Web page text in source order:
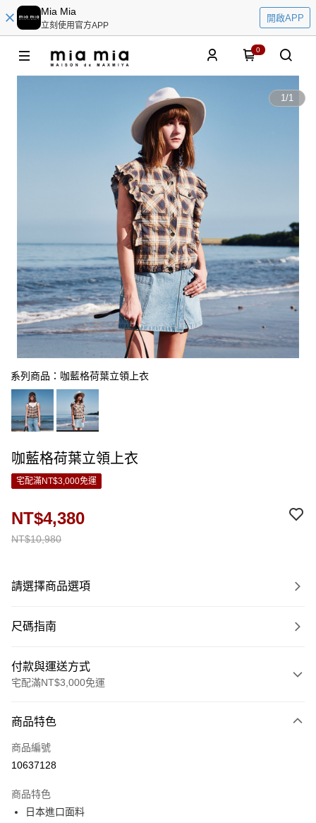
Mia Mia
立刻使用官方APP
開啟APP
0
1/1
系列商品：咖藍格荷葉立領上衣
咖藍格荷葉立領上衣
宅配滿NT$3,000免運
NT$10,980
NT$4,380
請選擇商品選項
尺碼指南
付款與運送方式
宅配滿NT$3,000免運
信用卡一次付款
LINE Pay
街口支付
商品特色
商品編號
10637128
商品特色
日本進口面料